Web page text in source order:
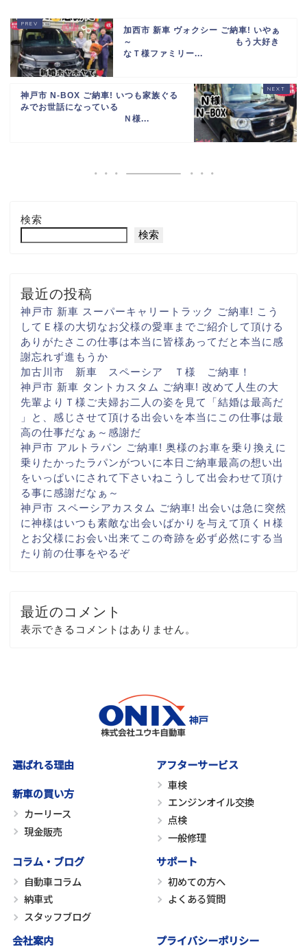
加西市 新車 ヴォクシー ご納車! いやぁ
～
もう大好き
なＴ様ファミリー...
神戸市 N-BOX ご納車! いつも家族ぐる
みでお世話になっている
Ｎ様...
検索
検索
最近の投稿
神戸市 新車 スーパーキャリートラック ご納車! こう
して Ｅ様の大切なお父様の愛車までご紹介して頂ける
ありがたさ この仕事は本当に 皆様あってだと 本当に感
謝忘れず進もうか
加古川市 新車 スペーシア Ｔ様 ご納車！
神戸市 新車 タントカスタム ご納車! 改めて人生の大
先輩より Ｔ様ご夫婦お二人の姿を見て
「結婚は最高だ
」と、感じさせて頂ける出会いを本当にこの仕事は最
高の仕事だなぁ～ 感謝だ
神戸市 アルトラパン ご納車! 奥様のお車を乗り換えに
乗りたかったラパンがついに本日ご納車最高の想い出
をいっぱいに されて下さいね こうして出会わせて頂け
る事に感謝だなぁ～
神戸市 スペーシアカスタム ご納車! 出会いは急に 突然
に神様はいつも素敵な出会いばかりを与えて頂く Ｈ様
とお父様にお会い出来て この奇跡を必ず必然にする当
たり前の仕事をやるぞ
最近のコメント
表示できるコメントはありません。
選ばれる理由
新車の買い方
カーリース
現金販売
アフターサービス
車検
エンジンオイル交換
点検
一般修理
コラム・ブログ
自動車コラム
納車式
スタッフブログ
サポート
初めての方へ
よくある質問
会社案内 プライバシーポリシー